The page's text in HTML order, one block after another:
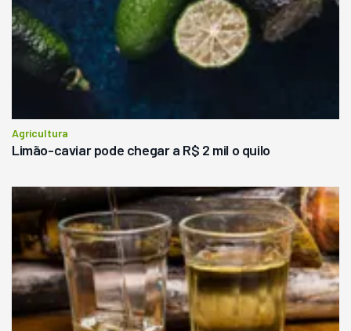
Agricultura
Limão-caviar pode chegar a R$ 2 mil o quilo